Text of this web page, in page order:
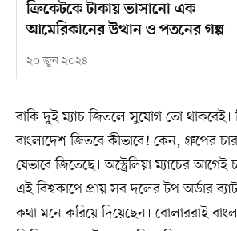
ক্রিকেটকে টাকায় ভাসানো এক
আমেরিকানের উত্থান ও পতনের গল্প
২০ জুন ২০২৪
বাকি দুই ম্যাচ জিতলে সুযোগ তো থাকবেই।
বাংলাদেশ জিতবে কীভাবে! কেন, গ্রুপের
যেভাবে জিতেছে। অস্ট্রেলিয়া ম্যাচের আগেই
এই বিশ্বকাপে প্রায় সব দলের টপ অর্ডার
কথা মনে করিয়ে দিয়েছেন। বোলাররাই